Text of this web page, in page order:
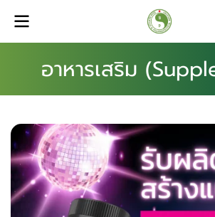
อาหารเสริม